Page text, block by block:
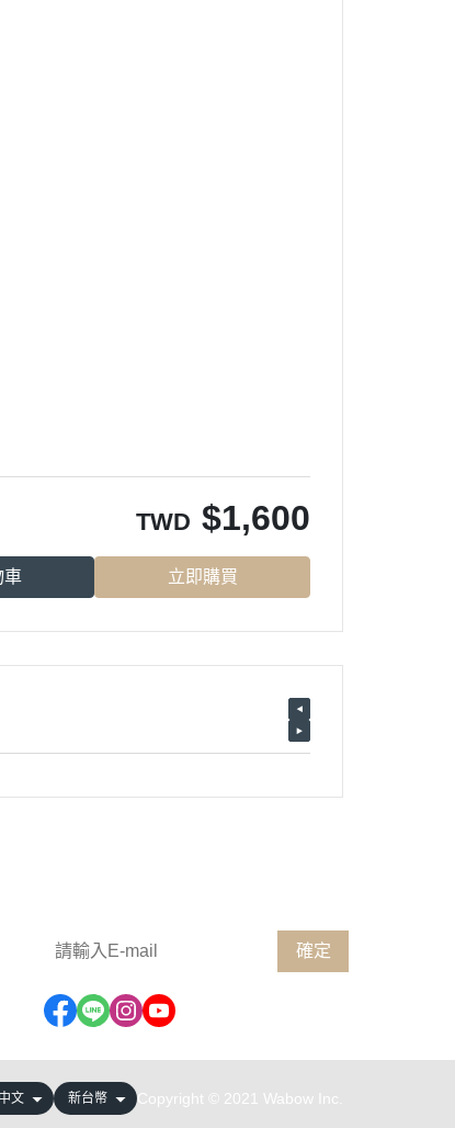
TWD $1,600
車 立即購買
確定
文 新台幣 Copyright © 2021 Wabow Inc.